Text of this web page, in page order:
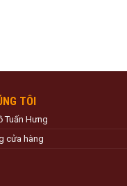
TÔI
Tuấn Hưng
cửa hàng